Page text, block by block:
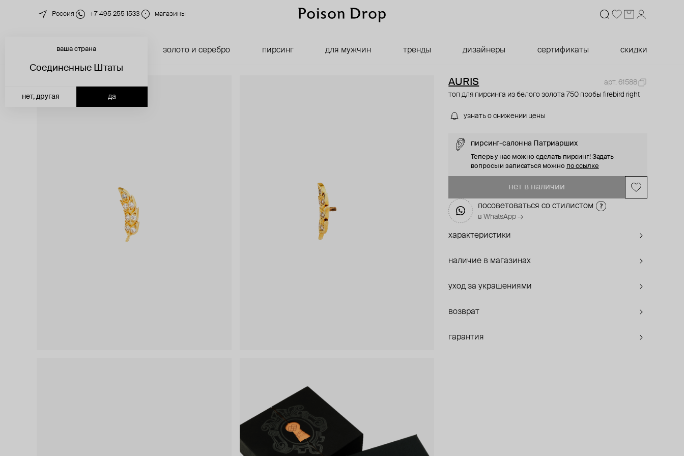
Россия +7 495 255 1533 магазины
новинки золото и серебро пирсинг для мужчин тренды дизайнеры сертификаты скидки
ваша страна
Соединенные Штаты
да
нет, другая
AURIS
арт. 61588
топ для пирсинга из белого золота 750 пробы firebird right
узнать о снижении цены
пирсинг-салон на Патриарших
Теперь у нас можно сделать пирсинг! Задать
вопросы и записаться можно по ссылке
нет в наличии
посоветоваться со стилистом
в WhatsApp →
характеристики
наличие в магазинах
уход за украшениями
возврат
гарантия